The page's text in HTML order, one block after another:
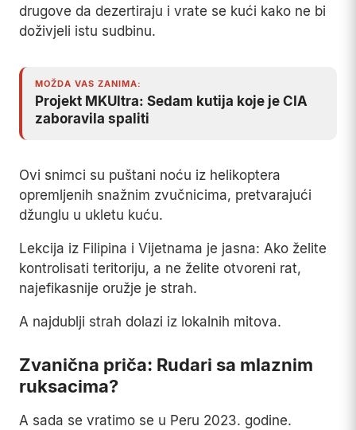
drugove da dezertiraju i vrate se kući kako ne bi
doživjeli istu sudbinu.
MOŽDA VAS ZANIMA:
Projekt MKUltra: Sedam kutija koje je CIA
zaboravila spaliti
Ovi snimci su puštani noću iz helikoptera
opremljenih snažnim zvučnicima, pretvarajući
džunglu u ukletu kuću.
Lekcija iz Filipina i Vijetnama je jasna: Ako želite
kontrolisati teritoriju, a ne želite otvoreni rat,
najefikasnije oružje je strah.
A najdublji strah dolazi iz lokalnih mitova.
Zvanična priča: Rudari sa mlaznim
ruksacima?
A sada se vratimo se u Peru 2023. godine.